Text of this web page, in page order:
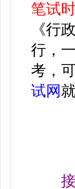
笔试
《行
行，
考，
试网